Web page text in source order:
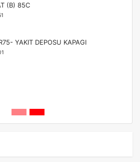
(B) 85C
YAKIT DEPOSU KAPAGI